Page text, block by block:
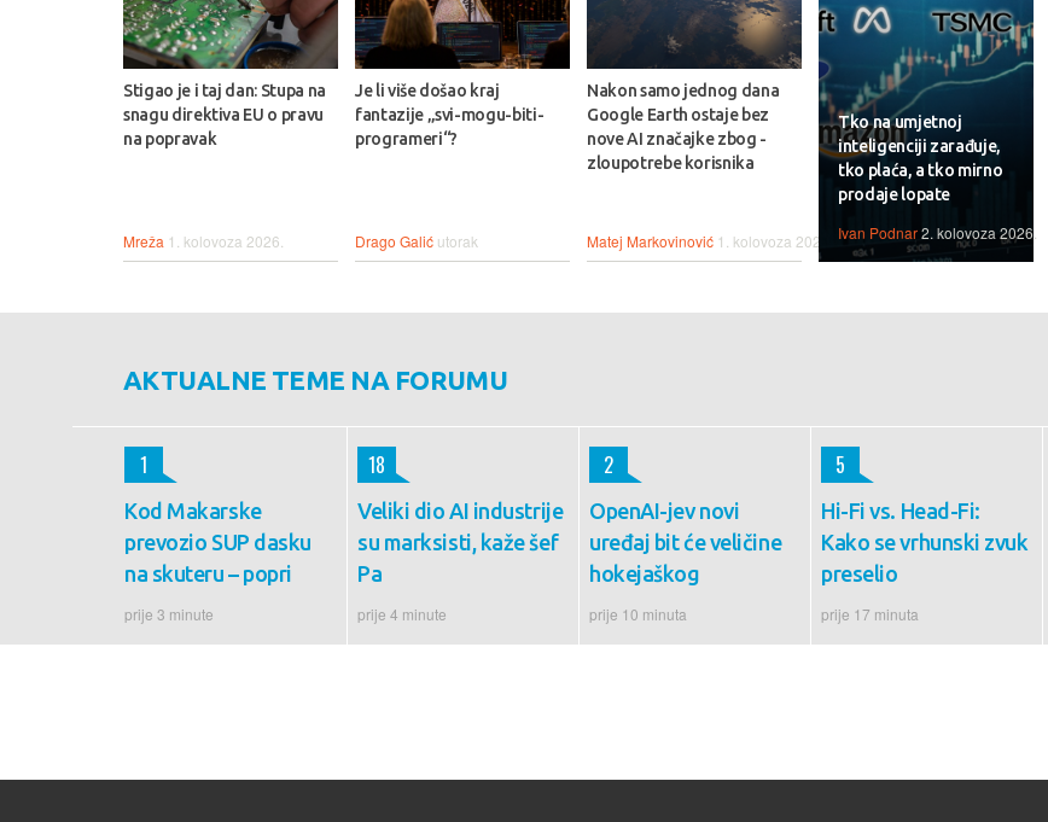
Stigao je i taj dan: Stupa na
snagu direktiva EU o pravu
na popravak
Mreža 1. kolovoza 2026.
Je li više došao kraj
fantazije „svi-mogu-biti-
programeri“?
Drago Galić utorak
Nakon samo jednog dana
Google Earth ostaje bez
nove AI značajke zbog -
zloupotrebe korisnika
Matej Markovinović 1. kolovoza 2026.
Tko na umjetnoj
inteligenciji zarađuje,
tko plaća, a tko mirno
prodaje lopate
Ivan Podnar2. kolovoza 2026.
AKTUALNE TEME NA FORUMU
Kod Makarske
prevozio SUP dasku
na skuteru – popri
prije 3 minute
1
Veliki dio AI industrije
su marksisti, kaže šef
Pa
prije 4 minute
18
OpenAI-jev novi
uređaj bit će veličine
hokejaškog
prije 10 minuta
2
Hi-Fi vs. Head-Fi:
Kako se vrhunski zvuk
preselio
prije 17 minuta
5